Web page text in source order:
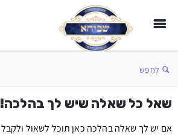
לְחַפֵּשׂ
שאל כל שאלה שיש לך בהלכה!
אם יש לך שאלה בהלכה כאן תוכל לשאול ולקבל